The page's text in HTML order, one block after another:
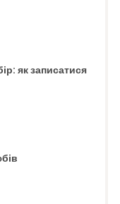
як записатися